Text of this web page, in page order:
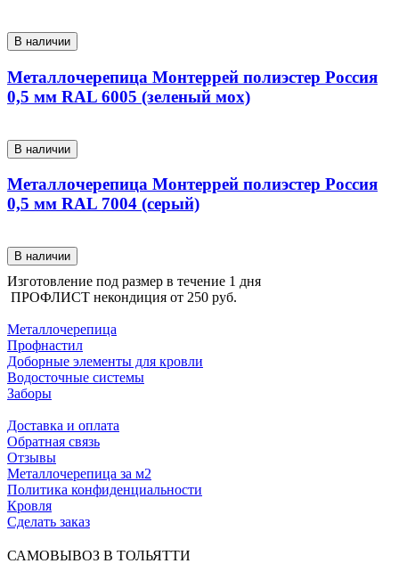
В наличии
Металлочерепица Монтеррей полиэстер Россия
0,5 мм RAL 6005 (зеленый мох)
В наличии
Металлочерепица Монтеррей полиэстер Россия
0,5 мм RAL 7004 (серый)
В наличии
Изготовление под размер в течение 1 дня
ПРОФЛИСТ некондиция от 250 руб.
Металлочерепица
Профнастил
Доборные элементы для кровли
Водосточные системы
Заборы
Доставка и оплата
Обратная связь
Отзывы
Металлочерепица за м2
Политика конфиденциальности
Кровля
Сделать заказ
САМОВЫВОЗ В ТОЛЬЯТТИ